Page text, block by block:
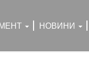
НОВИНИ